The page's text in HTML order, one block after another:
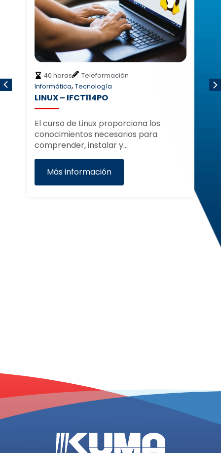
40 horas
Teleformación
Informática, Tecnología
LINUX – IFCT114PO
El curso de Linux proporciona los
conocimientos necesarios para
comprender, instalar y…
Más información